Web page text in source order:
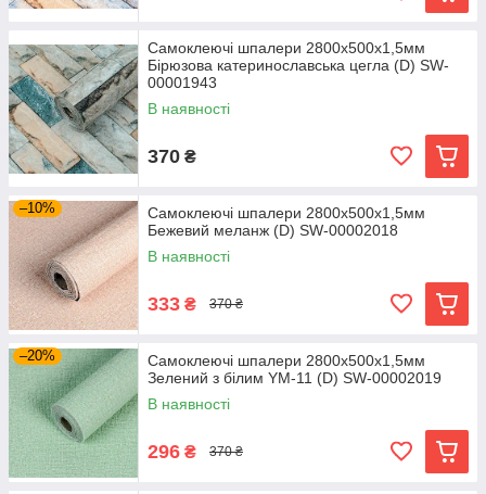
Самоклеючі шпалери 2800х500х1,5мм
Бірюзова катеринославська цегла (D) SW-
00001943
В наявності
370 ₴
–10%
Самоклеючі шпалери 2800х500х1,5мм
Бежевий меланж (D) SW-00002018
В наявності
333 ₴ 370 ₴
–20%
Самоклеючі шпалери 2800х500х1,5мм
Зелений з білим YM-11 (D) SW-00002019
В наявності
296 ₴ 370 ₴